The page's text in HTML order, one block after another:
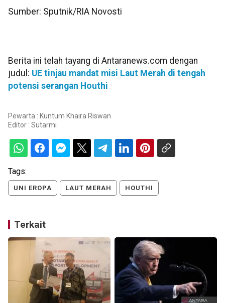
Sumber: Sputnik/RIA Novosti
Berita ini telah tayang di Antaranews.com dengan
judul: UE tinjau mandat misi Laut Merah di tengah
potensi serangan Houthi
Pewarta : Kuntum Khaira Riswan
Editor : Sutarmi
Tags:
UNI EROPA LAUT MERAH HOUTHI
Terkait